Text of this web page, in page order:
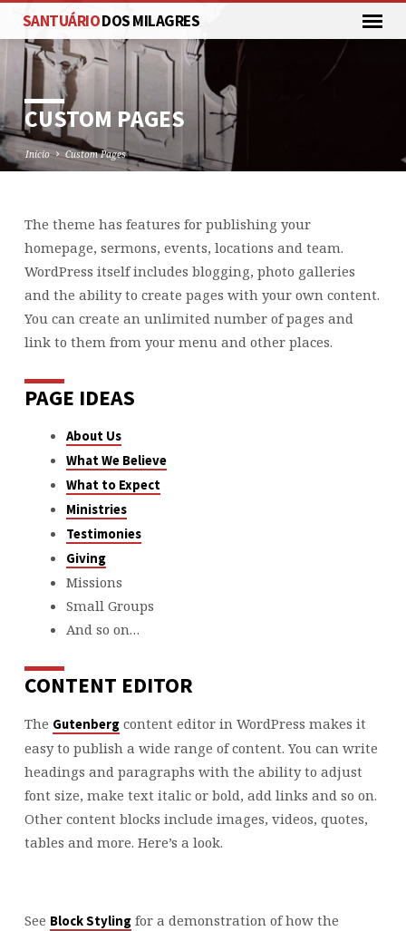
SANTUÁRIODOS MILAGRES
CUSTOM PAGES
Inicio Custom Pages
CUSTOM
PAGES
The theme has features for publishing your
homepage, sermons, events, locations and team.
WordPress itself includes blogging, photo galleries
and the ability to create pages with your own content.
You can create an unlimited number of pages and
link to them from your menu and other places.
PAGE IDEAS
About Us
What We Believe
What to Expect
Ministries
Testimonies
Giving
Missions
Small Groups
And so on…
CONTENT EDITOR
The Gutenbergcontent editor in WordPress makes it
easy to publish a wide range of content. You can write
headings and paragraphs with the ability to adjust
font size, make text italic or bold, add links and so on.
Other content blocks include images, videos, quotes,
tables and more. Here’s a look.
See Block Stylingfor a demonstration of how the